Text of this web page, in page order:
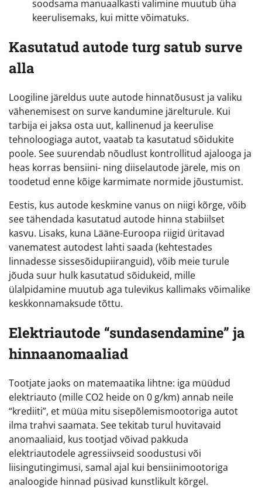
soodsama manuaalkasti valimine muutub üha
keerulisemaks, kui mitte võimatuks.
Kasutatud autode turg satub surve
alla
Loogiline järeldus uute autode hinnatõusust ja valiku
vähenemisest on surve kandumine järelturule. Kui
tarbija ei jaksa osta uut, kallinenud ja keerulise
tehnoloogiaga autot, vaatab ta kasutatud sõidukite
poole. See suurendab nõudlust kontrollitud ajalooga ja
heas korras bensiini- ning diiselautode järele, mis on
toodetud enne kõige karmimate normide jõustumist.
Eestis, kus autode keskmine vanus on niigi kõrge, võib
see tähendada kasutatud autode hinna stabiilset
kasvu. Lisaks, kuna Lääne-Euroopa riigid üritavad
vanematest autodest lahti saada (kehtestades
linnadesse sissesõidupiiranguid), võib meie turule
jõuda suur hulk kasutatud sõidukeid, mille
ülalpidamine muutub aga tulevikus kallimaks võimalike
keskkonnamaksude tõttu.
Elektriautode “sundasendamine” ja
hinnaanomaaliad
Tootjate jaoks on matemaatika lihtne: iga müüdud
elektriauto (mille CO2 heide on 0 g/km) annab neile
“krediiti”, et müüa mitu sisepõlemismootoriga autot
ilma trahvi saamata. See tekitab turul huvitavaid
anomaaliaid, kus tootjad võivad pakkuda
elektriautodele agressiivseid soodustusi või
liisingutingimusi, samal ajal kui bensiinimootoriga
analoogide hinnad püsivad kunstlikult kõrgel.